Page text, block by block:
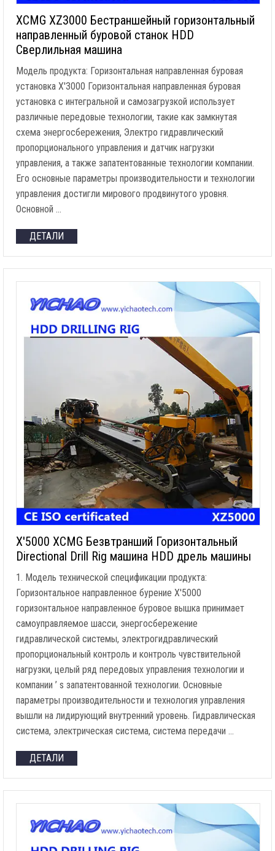
XCMG XZ3000 Бестраншейный горизонтальный
направленный буровой станок HDD
Сверлильная машина
Модель продукта: Горизонтальная направленная буровая
установка X'3000 Горизонтальная направленная буровая
установка с интегральной и самозагрузкой использует
различные передовые технологии, такие как замкнутая
схема энергосбережения, Электро гидравлический
пропорционального управления и датчик нагрузки
управления, а также запатентованные технологии компании.
Его основные параметры производительности и технологии
управления достигли мирового продвинутого уровня.
Основной …
ДЕТАЛИ
X'5000 XCMG Безвтранший Горизонтальный
Directional Drill Rig машина HDD дрель машины
1. Модель технической спецификации продукта:
Горизонтальное направленное бурение X'5000
горизонтальное направленное буровое вышка принимает
самоуправляемое шасси, энергосбережение
гидравлической системы, электрогидравлический
пропорциональный контроль и контроль чувствительной
нагрузки, целый ряд передовых управления технологии и
компании ’ s запатентованной технологии. Основные
параметры производительности и технология управления
вышли на лидирующий внутренний уровень. Гидравлическая
система, электрическая система, система передачи …
ДЕТАЛИ